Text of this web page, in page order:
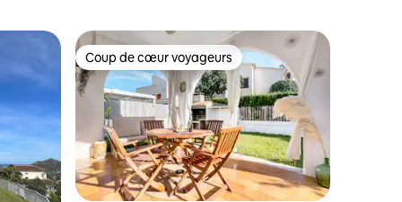
Coup de cœur voyageurs
Coup de cœur voyageurs